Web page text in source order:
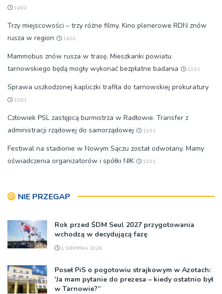
14:02
Trzy miejscowości – trzy różne filmy. Kino plenerowe RDN znów
rusza w region
14:02
Mammobus znów rusza w trasę. Mieszkanki powiatu
tarnowskiego będą mogły wykonać bezpłatne badania
13:01
Sprawa uszkodzonej kapliczki trafiła do tarnowskiej prokuratury
13:01
Człowiek PSL zastępcą burmistrza w Radłowie. Transfer z
administracji rządowej do samorządowej
13:01
Festiwal na stadionie w Nowym Sączu został odwołany. Mamy
oświadczenia organizatorów i spółki NIK
13:01
NIE PRZEGAP
Rok przed ŚDM Seul 2027 przygotowania
wchodzą w decydującą fazę
1 SIERPNIA 2026
Poseł PiS o pogotowiu strajkowym w Azotach:
'Ja mam pytanie do prezesa – kiedy ostatnio był
w Tarnowie?”